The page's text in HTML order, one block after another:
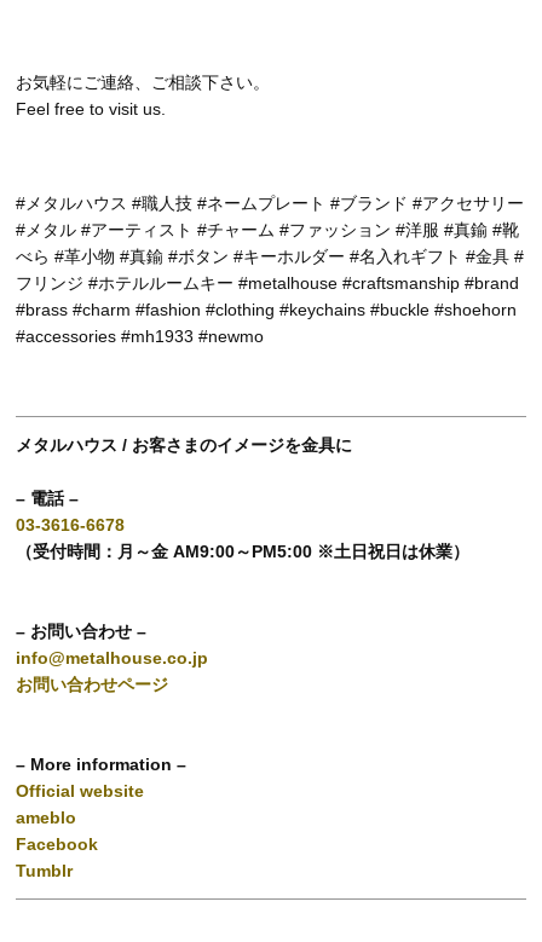
お気軽にご連絡、ご相談下さい。
Feel free to visit us.
#メタルハウス #職人技 #ネームプレート #ブランド #アクセサリー
#メタル #アーティスト #チャーム #ファッション #洋服 #真鍮 #靴
べら #革小物 #真鍮 #ボタン #キーホルダー #名入れギフト #金具 #
フリンジ #ホテルルームキー #metalhouse #craftsmanship #brand
#brass #charm #fashion #clothing #keychains #buckle #shoehorn
#accessories #mh1933 #newmo
メタルハウス / お客さまのイメージを金具に
– 電話 –
03-3616-6678
（受付時間：月～金 AM9:00～PM5:00 ※土日祝日は休業）
– お問い合わせ –
info@metalhouse.co.jp
お問い合わせページ
– More information –
Official website
ameblo
Facebook
Tumblr